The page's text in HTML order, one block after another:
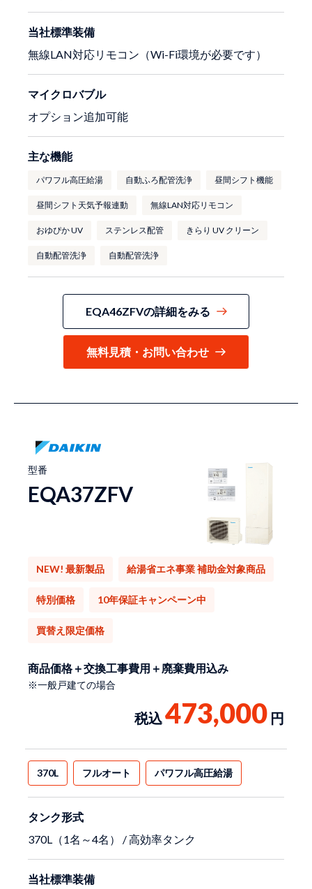
当社標準装備
無線LAN対応リモコン（Wi-Fi環境が必要です）
マイクロバブル
オプション追加可能
主な機能
パワフル高圧給湯 自動ふろ配管洗浄 昼間シフト機能
昼間シフト天気予報連動 無線LAN対応リモコン
おゆぴか UV ステンレス配管 きらり UV クリーン
自動配管洗浄 自動配管洗浄
EQA46ZFVの詳細をみる
無料見積・お問い合わせ
型番
EQA37ZFV
NEW! 最新製品 給湯省エネ事業 補助金対象商品
特別価格 10年保証キャンペーン中
買替え限定価格
商品価格＋交換工事費用＋廃棄費用込み
※一般戸建ての場合
税込473,000 円
370L フルオート パワフル高圧給湯
タンク形式
370L（1名～4名） / 高効率タンク
当社標準装備